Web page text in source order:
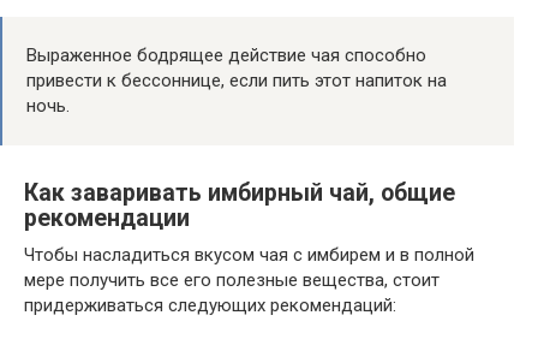
Выраженное бодрящее действие чая способно
привести к бессоннице, если пить этот напиток на
ночь.
Как заваривать имбирный чай, общие
рекомендации
Чтобы насладиться вкусом чая с имбирем и в полной
мере получить все его полезные вещества, стоит
придерживаться следующих рекомендаций: